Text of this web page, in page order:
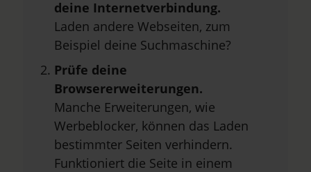
deine Internetverbindung.
Laden andere Webseiten, zum
Beispiel deine Suchmaschine?
Prüfe deine
Browsererweiterungen.
Manche Erweiterungen, wie
Werbeblocker, können das Laden
bestimmter Seiten verhindern.
Funktioniert die Seite in einem